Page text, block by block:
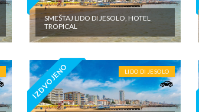
SMEŠTAJ LIDO DI JESOLO, HOTEL
TROPICAL
IZDVOJENO LIDO DI JESOLO